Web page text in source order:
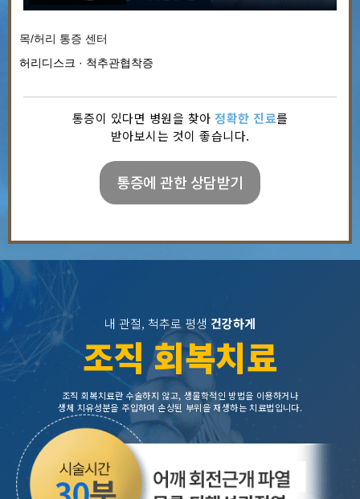
목/허리 통증 센터
허리디스크 · 척추관협착증
통증이 있다면 병원을 찾아 정확한 진료를
받아보시는 것이 좋습니다.
통증에 관한 상담받기
내 관절, 척추로 평생 건강하게
조직 회복치료
조직 회복치료란 수술하지 않고, 생물학적인 방법을 이용하거나
생체 치유성분을 주입하여 손상된 부위을 재생하는 치료법입니다.